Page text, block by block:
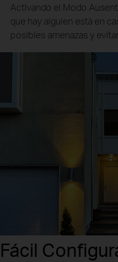
Activando el Modo
que hay alguien está en
posibles amenazas y
Fácil